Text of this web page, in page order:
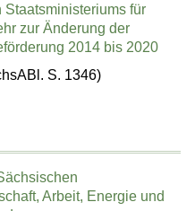
für
zur Änderung der
2014 bis 2020
S. 1346)
Arbeit, Energie und